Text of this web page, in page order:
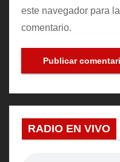
este navegador para
comentario.
RADIO EN VIVO